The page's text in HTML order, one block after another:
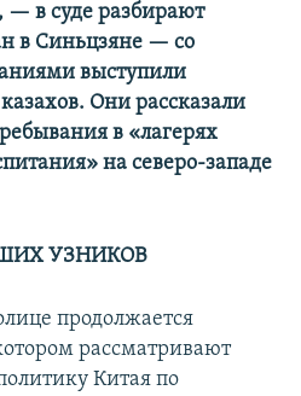
— в суде разбирают
в Синьцзяне — со
выступили
Они рассказали
в «лагерях
на северо-западе
УЗНИКОВ
продолжается
рассматривают
Китая по